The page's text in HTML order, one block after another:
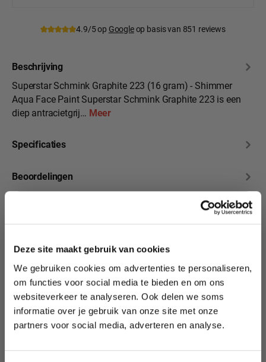
Deze site maakt gebruik van cookies
We gebruiken cookies om advertenties te personaliseren,
om functies voor social media te bieden en om ons
websiteverkeer te analyseren. Ook delen we soms
informatie over je gebruik van onze site met onze
partners voor social media, adverteren en analyse.
4.9/5 op Googleop basis van 851 reviews
Beschrijving
Superstar Schmink Graphite 223 (16 gram) - Shimmer
Aqua Face Paint Superstar Schmink Graphite 223 is een
diep antracietgrij… Meer
Specificaties
Beoordelingen
Bekijk ook deze
prachtige Shimmer
Schmink van
Superstar
10% korting?
Lees als eerste over nieuwe producten,
tutorials, aanbiedingen, evenementen,
wedstrijden en meer.
Meld je aan en ontvang direct